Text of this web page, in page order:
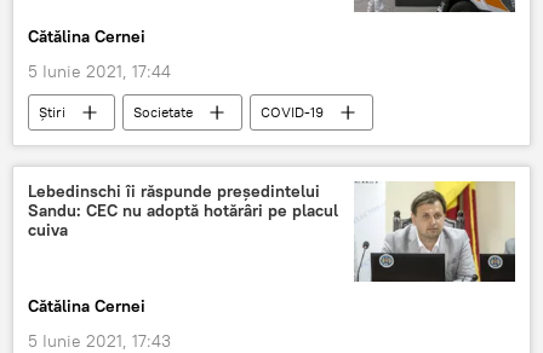
Cătălina Cernei
5 Iunie 2021, 17:44
Știri Societate
COVID-19
coronavirus
Lebedinschi îi răspunde președintelui
Sandu: CEC nu adoptă hotărâri pe placul
cuiva
Cătălina Cernei
5 Iunie 2021, 17:43